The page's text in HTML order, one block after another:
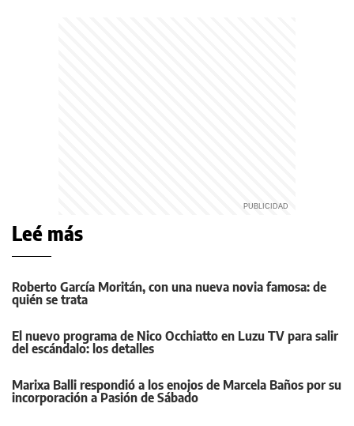
Leé más
Roberto García Moritán, con una nueva novia famosa: de
quién se trata
El nuevo programa de Nico Occhiatto en Luzu TV para salir
del escándalo: los detalles
Marixa Balli respondió a los enojos de Marcela Baños por su
incorporación a Pasión de Sábado